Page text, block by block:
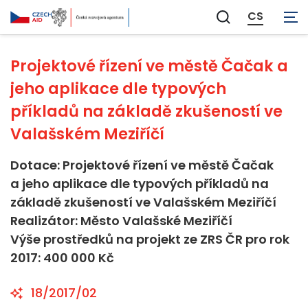
Zobrazit
vyhledávání
CS
Neaplikovatelné
Projektové řízení ve městě Čačak a
jeho aplikace dle typových
příkladů na základě zkušeností ve
Valašském Meziříčí
Dotace: Projektové řízení ve městě Čačak
a jeho aplikace dle typových příkladů na
základě zkušeností ve Valašském Meziříčí
Realizátor: Město Valašské Meziříčí
Výše prostředků na projekt ze ZRS ČR pro rok
2017: 400 000 Kč
18/2017/02